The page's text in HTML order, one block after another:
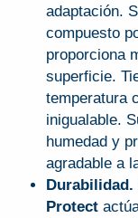
adaptación.
compuesto
proporciona
superficie.
temperatura
inigualable.
humedad y
agradable a
Durabilidad.
Protect